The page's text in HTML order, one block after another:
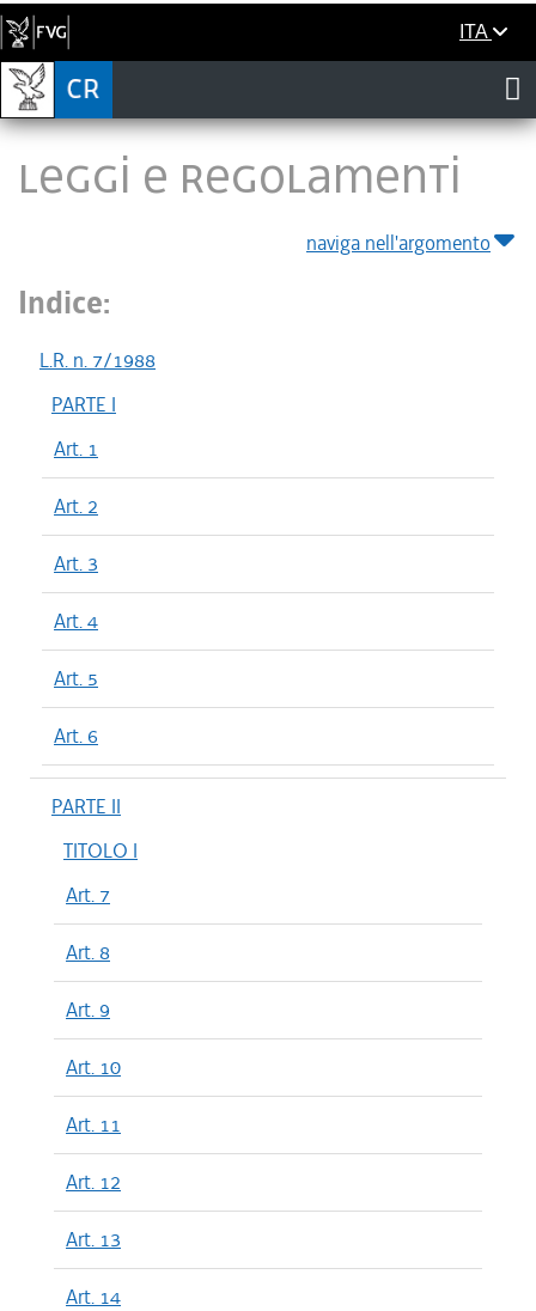
ITA
LEGGI E REGOLAMENTI
naviga nell'argomento
Indice:
L.R. n. 7/1988
PARTE I
Art. 1
Art. 2
Art. 3
Art. 4
Art. 5
Art. 6
PARTE II
TITOLO I
Art. 7
Art. 8
Art. 9
Art. 10
Art. 11
Art. 12
Art. 13
Art. 14